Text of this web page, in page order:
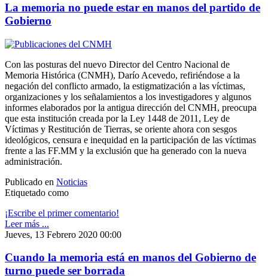
La memoria no puede estar en manos del partido de
Gobierno
Con las posturas del nuevo Director del Centro Nacional de
Memoria Histórica (CNMH), Darío Acevedo, refiriéndose a la
negación del conflicto armado, la estigmatización a las víctimas,
organizaciones y los señalamientos a los investigadores y algunos
informes elaborados por la antigua dirección del CNMH, preocupa
que esta institución creada por la Ley 1448 de 2011, Ley de
Víctimas y Restitución de Tierras, se oriente ahora con sesgos
ideológicos, censura e inequidad en la participación de las víctimas
frente a las FF.MM y la exclusión que ha generado con la nueva
administración.
Publicado en Noticias
Etiquetado como
¡Escribe el primer comentario!
Leer más ...
Jueves, 13 Febrero 2020 00:00
Cuando la memoria está en manos del Gobierno de
turno puede ser borrada